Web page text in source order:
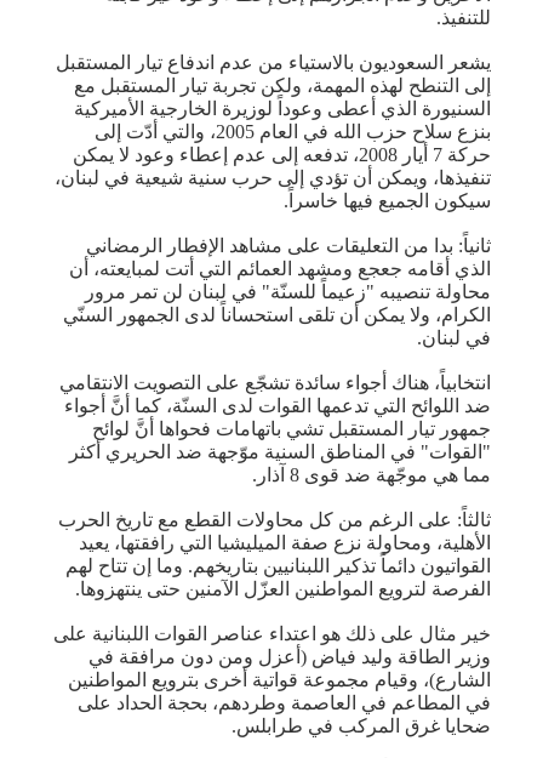
للتنفيذ.
يشعر السعوديون بالاستياء من عدم اندفاع تيار المستقبل
إلى التنطح لهذه المهمة، ولكن تجربة تيار المستقبل مع
السنيورة الذي أعطى وعوداً لوزيرة الخارجية الأميركية
بنزع سلاح حزب الله في العام 2005، والتي أدّت إلى
حركة 7 أيار 2008، تدفعه إلى عدم إعطاء وعود لا يمكن
تنفيذها، ويمكن أن تؤدي إلى حرب سنية شيعية في لبنان،
سيكون الجميع فيها خاسراً.
ثانياً: بدا من التعليقات على مشاهد الإفطار الرمضاني
الذي أقامه جعجع ومشهد العمائم التي أتت لمبايعته، أن
محاولة تنصيبه "زعيماً للسنّة" في لبنان لن تمر مرور
الكرام، ولا يمكن أن تلقى استحساناً لدى الجمهور السنّي
في لبنان.
انتخابياً، هناك أجواء سائدة تشجّع على التصويت الانتقامي
ضد اللوائح التي تدعمها القوات لدى السنّة، كما أنَّ أجواء
جمهور تيار المستقبل تشي باتهامات فحواها أنَّ لوائح
"القوات" في المناطق السنية موّجهة ضد الحريري أكثر
مما هي موجّهة ضد قوى 8 آذار.
ثالثاً: على الرغم من كل محاولات القطع مع تاريخ الحرب
الأهلية، ومحاولة نزع صفة الميليشيا التي رافقتها، يعيد
القواتيون دائماً تذكير اللبنانيين بتاريخهم. وما إن تتاح لهم
الفرصة لترويع المواطنين العزّل الآمنين حتى ينتهزوها.
خير مثال على ذلك هو اعتداء عناصر القوات اللبنانية على
وزير الطاقة وليد فياض (أعزل ومن دون مرافقة في
الشارع)، وقيام مجموعة قواتية أخرى بترويع المواطنين
في المطاعم في العاصمة وطردهم، بحجة الحداد على
ضحايا غرق المركب في طرابلس.